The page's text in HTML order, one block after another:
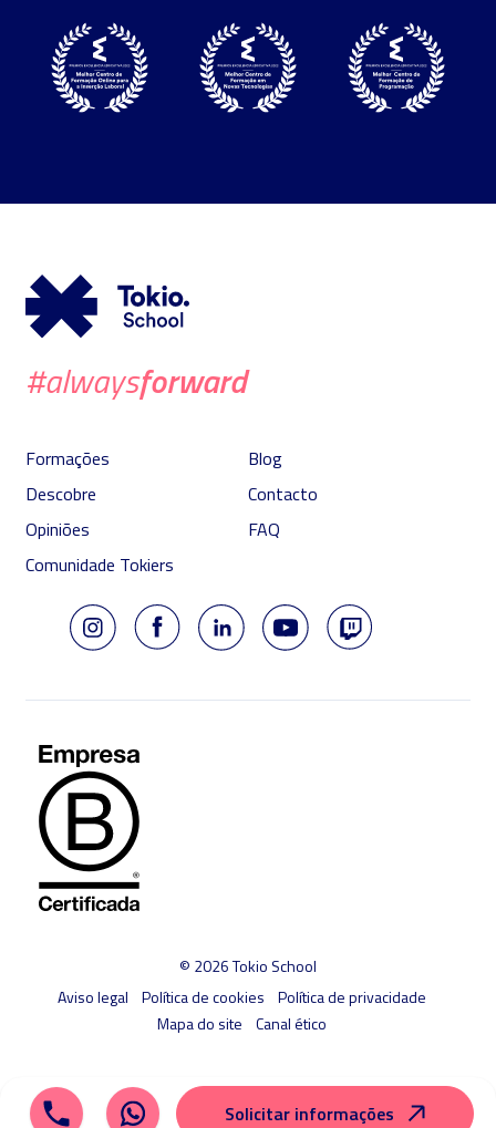
#alwaysforward
Formações
Descobre
Opiniões
Comunidade Tokiers
Blog
Contacto
FAQ
© 2026 Tokio School
Aviso legal
Política de cookies
Política de privacidade
Mapa do site
Canal ético
Solicitar informações